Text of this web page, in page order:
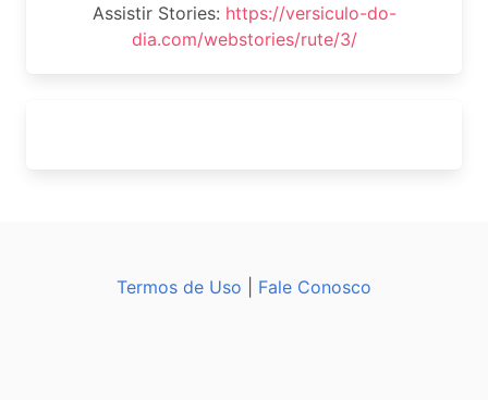
Assistir Stories: https://versiculo-do-
dia.com/webstories/rute/3/
Termos de Uso Fale Conosco